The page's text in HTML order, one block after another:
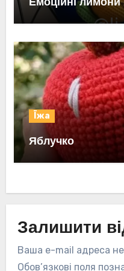
Їжа
Яблучко
Залишити
Ваша e-mail адреса
Обов’язкові поля